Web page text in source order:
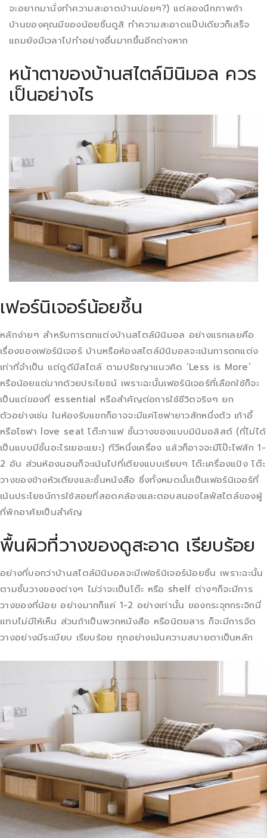
จะอยากมานั่งทำความสะอาดบ้านบ่อยๆ?) แต่ลองนึกภาพถ้า
บ้านของคุณมีของน้อยชิ้นดูสิ ทำความสะอาดแป๊ปเดียวก็เสร็จ
แถมยังมีเวลาไปทำอย่างอื่นมากขึ้นอีกต่างหาก
หน้าตาของบ้านสไตล์มินิมอล ควร
เป็นอย่างไร
เฟอร์นิเจอร์น้อยชิ้น
หลักง่ายๆ สำหรับการตกแต่งบ้านสไตล์มินิมอล อย่างแรกเลยคือ
เรื่องของเฟอร์นิเจอร์ บ้านหรือห้องสไตล์มินิมอลจะเน้นการตกแต่ง
เท่าที่จำเป็น แต่ดูดีมีสไตล์ ตามปรัชญาแนวคิด ‘Less is More’
หรือน้อยแต่มากด้วยประโยชน์ เพราะฉะนั้นเฟอร์นิเจอร์ที่เลือกใช้ก็จะ
เป็นแต่ของที่ essential หรือสำคัญต่อการใช้ชีวิตจริงๆ ยก
ตัวอย่างเช่น ในห้องรับแขกก็อาจจะมีแค่โซฟายาวสักหนึ่งตัว เก้าอี้
หรือโซฟา love seat โต๊ะกาแฟ ชั้นวางของแบบมินิมอลิสต์ (ที่ไม่ได้
เป็นแบบมีชั้นอะไรเยอะแยะ) ทีวีหนึ่งเครื่อง แล้วก็อาจจะมีโป๊ะไฟสัก 1-
2 อัน ส่วนห้องนอนก็จะเน้นไปที่เตียงแบบเรียบๆ โต๊ะเครื่องแป้ง โต๊ะ
วางของข้างหัวเตียงและชั้นหนังสือ ซึ่งทั้งหมดนั้นเป็นเฟอร์นิเจอร์ที่
เน้นประโยชน์การใช้สอยที่สอดคล้องและตอบสนองไลฟ์สไตล์ของผู้
ที่พักอาศัยเป็นสำคัญ
พื้นผิวที่วางของดูสะอาด เรียบร้อย
อย่างที่บอกว่าบ้านสไตล์มินิมอลจะมีเฟอร์นิเจอร์น้อยชิ้น เพราะฉะนั้น
ตามชั้นวางของต่างๆ ไม่ว่าจะเป็นโต๊ะ หรือ shelf ต่างๆก็จะมีการ
วางของที่น้อย อย่างมากก็แค่ 1-2 อย่างเท่านั้น ของกระจุกกระจิกนี่
แทบไม่มีให้เห็น ส่วนถ้าเป็นพวกหนังสือ หรือนิตยสาร ก็จะมีการจัด
วางอย่างมีระเบียบ เรียบร้อย ทุกอย่างเน้นความสบายตาเป็นหลัก